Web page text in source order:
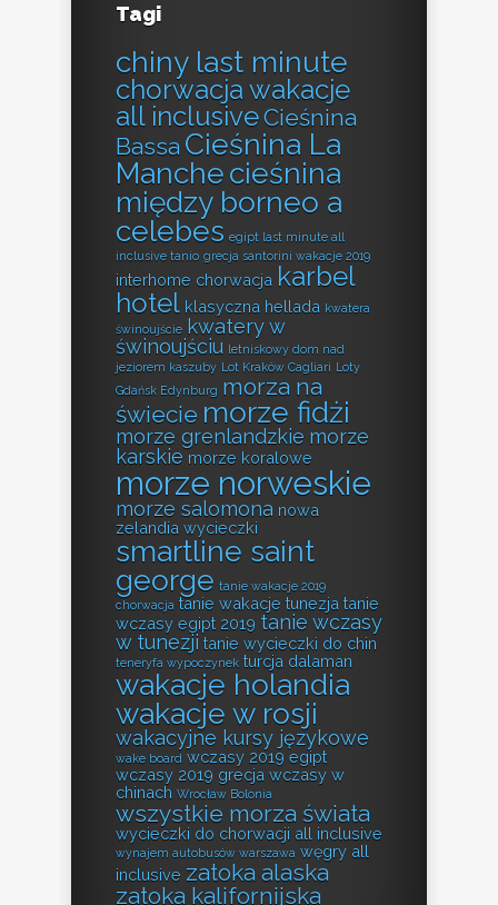
Tagi
chiny last minute
chorwacja wakacje
all inclusiveCieśnina
Bassa Cieśnina La
Manchecieśnina
między borneo a
celebes egipt last minute all
inclusive tanio grecja santorini wakacje 2019
interhome chorwacja karbel
hotel klasyczna hellada kwatera
świnoujście kwatery w
świnoujściu letniskowy dom nad
jeziorem kaszuby Lot Kraków Cagliari Loty
Gdańsk Edynburg morza na
świecie morze fidżi
morze grenlandzkie morze
karskie morze koralowe
morze norweskie
morze salomona nowa
zelandia wycieczki
smartline saint
george tanie wakacje 2019
chorwacja tanie wakacje tunezja tanie
wczasy egipt 2019 tanie wczasy
w tunezji tanie wycieczki do chin
teneryfa wypoczynek turcja dalaman
wakacje holandia
wakacje w rosji
wakacyjne kursy językowe
wake board wczasy 2019 egipt
wczasy 2019 grecja wczasy w
chinach Wrocław Bolonia
wszystkie morza świata
wycieczki do chorwacji all inclusive
wynajem autobusów warszawa węgry all
inclusive zatoka alaska
zatoka kalifornijska